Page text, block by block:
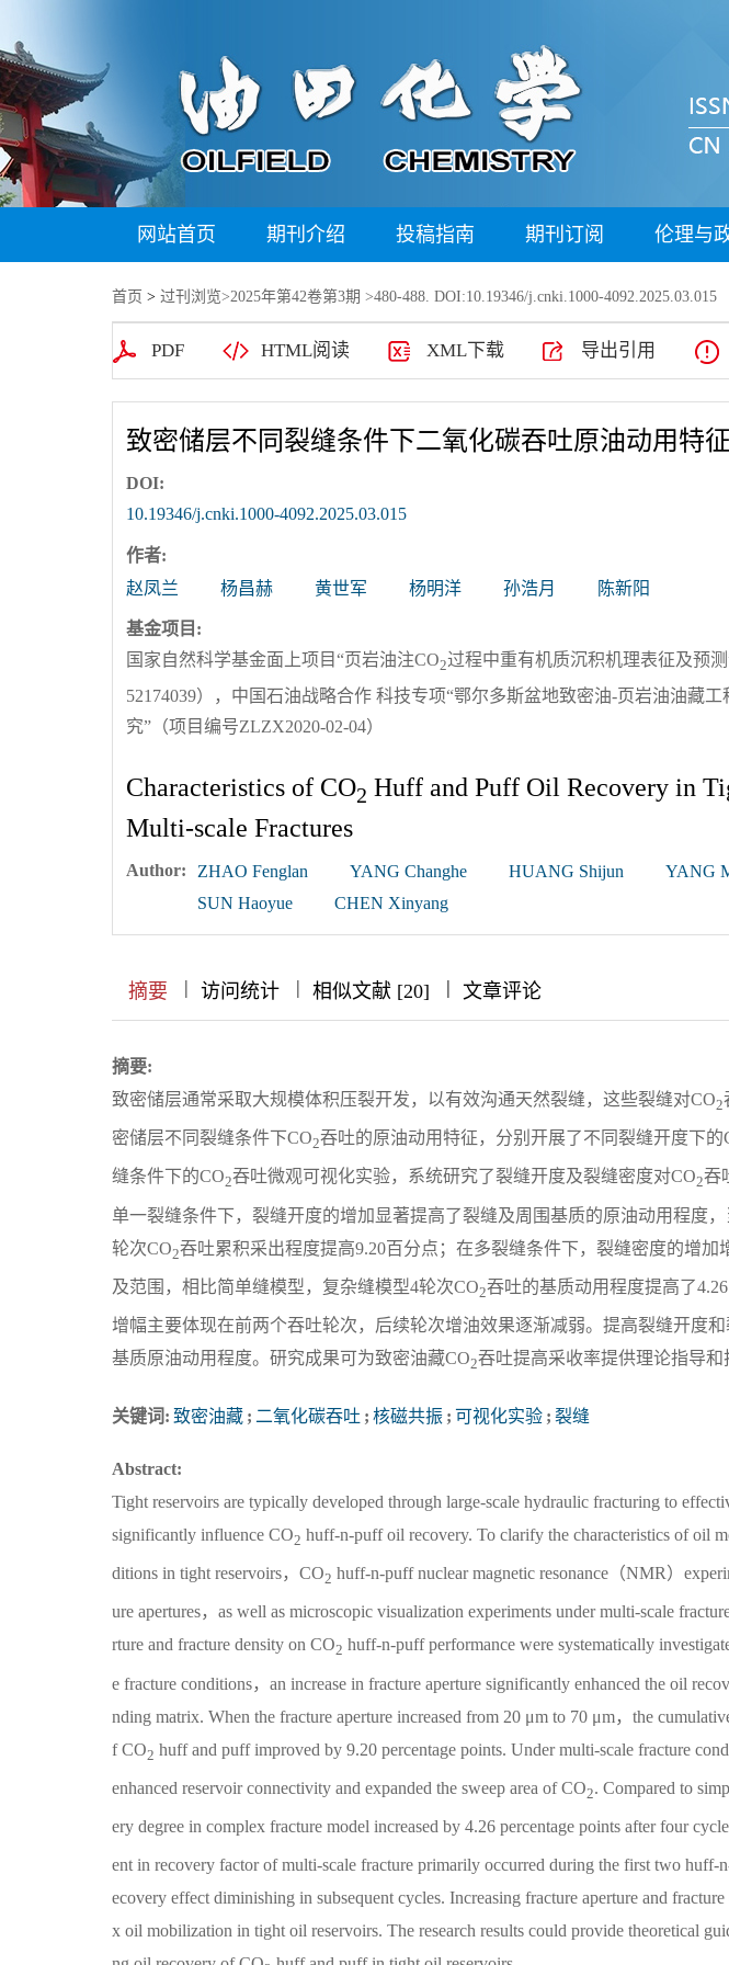
网站首页 期刊介绍 投稿指南 期刊订阅 伦理与
首页 > 过刊浏览>2025年第42卷第3期 >480-488. DOI:10.19346/j.cnki.1000-4092.2025.03.015
PDF HTML阅读 XML下载 导出引用
致密储层不同裂缝条件下二氧化碳吞吐原油动用特征
DOI:
10.19346/j.cnki.1000-4092.2025.03.015
作者:
赵凤兰
杨昌赫 黄世军 杨明洋 孙浩月 陈新阳
基金项目:
国家自然科学基金面上项目“页岩油注CO2过程中重有机质沉积机理表征及预
52174039），中国石油战略合作 科技专项“鄂尔多斯盆地致密油-页岩油油藏
究”（项目编号ZLZX2020-02-04）
Characteristics of CO2 Huff and Puff Oil Recovery in
Multi-scale Fractures
Author: ZHAO Fenglan YANG Changhe HUANG Shijun
YANG
SUN Haoyue
CHEN Xinyang
摘要 || 访问统计 || 相似文献 [20] ||| 文章评论
摘要:
致密储层通常采取大规模体积压裂开发，以有效沟通天然裂缝，这些裂缝对CO2
密储层不同裂缝条件下CO2吞吐的原油动用特征，分别开展了不同裂缝开度下的
缝条件下的CO2吞吐微观可视化实验，系统研究了裂缝开度及裂缝密度对CO2吞
单一裂缝条件下，裂缝开度的增加显著提高了裂缝及周围基质的原油动用程度
轮次CO2吞吐累积采出程度提高9.20百分点；在多裂缝条件下，裂缝密度的增加
及范围，相比简单缝模型，复杂缝模型4轮次CO2吞吐的基质动用程度提高了
增幅主要体现在前两个吞吐轮次，后续轮次增油效果逐渐减弱。提高裂缝开度
基质原油动用程度。研究成果可为致密油藏CO2吞吐提高采收率提供理论指导和
关键词: 致密油藏 ; 二氧化碳吞吐 ; 核磁共振 ; 可视化实验 ; 裂缝
Abstract:
Tight reservoirs are typically developed through large-scale hydraulic fracturing to
significantly influence CO2 huff-n-puff oil recovery. To clarify the characteristics of oil
ditions in tight reservoirs，CO2 huff-n-puff nuclear magnetic resonance（NMR）
ure apertures，as well as microscopic visualization experiments under multi-scale
rture and fracture density on CO2 huff-n-puff performance were systematically
e fracture conditions，an increase in fracture aperture significantly enhanced the oil
nding matrix. When the fracture aperture increased from 20 μm to 70 μm，the
f CO2 huff and puff improved by 9.20 percentage points. Under multi-scale fracture
enhanced reservoir connectivity and expanded the sweep area of CO2. Compared to
ery degree in complex fracture model increased by 4.26 percentage points after four
ent in recovery factor of multi-scale fracture primarily occurred during the first two
ecovery effect diminishing in subsequent cycles. Increasing fracture aperture and
x oil mobilization in tight oil reservoirs. The research results could provide theoretical